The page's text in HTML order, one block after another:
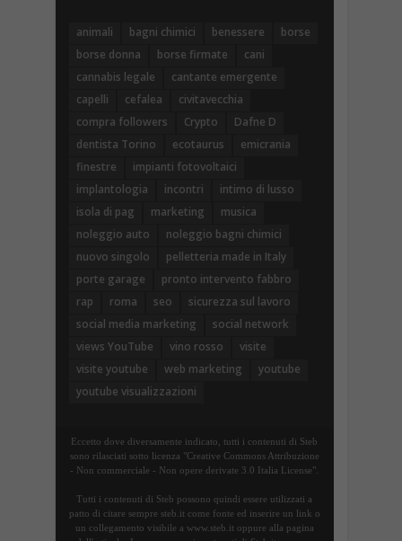
animali bagni chimici benessere
borse
borse donna
borse firmate
cani
cannabis legale
cantante emergente
capelli
cefalea
civitavecchia
compra followers
Crypto
Dafne D
dentista Torino
ecotaurus
emicrania
finestre
impianti fotovoltaici
implantologia
incontri
intimo di lusso
isola di pag
marketing
musica
noleggio auto
noleggio bagni chimici
nuovo singolo
pelletteria made in Italy
porte garage
pronto intervento fabbro
rap
roma seo
sicurezza sul lavoro
social media marketing
social network
views YouTube
vino rosso
visite
visite youtube
web marketing
youtube
youtube visualizzazioni
Eccetto dove diversamente indicato, tutti i contenuti di Steb
sono rilasciati sotto licenza "Creative Commons Attribuzione
- Non commerciale - Non opere derivate 3.0 Italia License".
Tutti i contenuti di Steb possono quindi essere utilizzati a
patto di citare sempre steb.it come fonte ed inserire un link o
un collegamento visibile a www.steb.it oppure alla pagina